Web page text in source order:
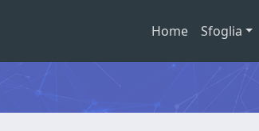
Home Sfoglia